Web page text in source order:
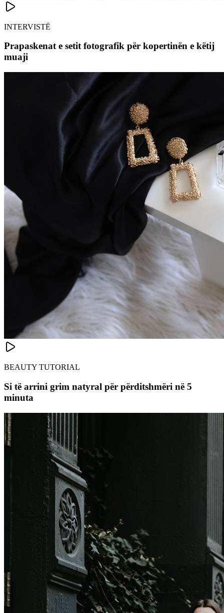
INTERVISTË
Prapaskenat e setit fotografik për kopertinën e këtij
muaji
BEAUTY TUTORIAL
Si të arrini grim natyral për përditshmëri në 5
minuta